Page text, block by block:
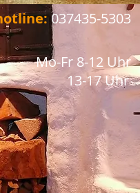
037435-5303​​
Mo-Fr 8-12 Uhr
13-17 Uhr